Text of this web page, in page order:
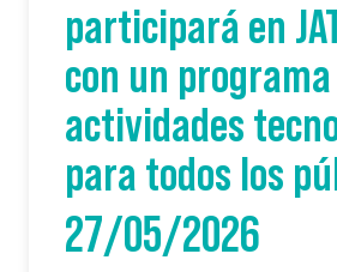
participará en
con un
actividades
para todos los
27/05/2026